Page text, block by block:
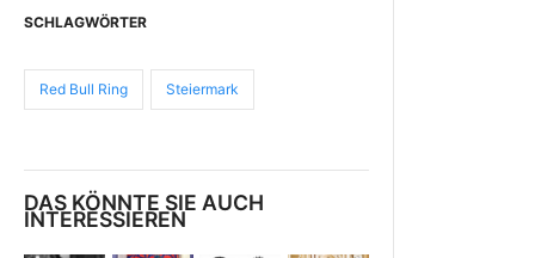
SCHLAGWÖRTER
Red Bull Ring Steiermark
DAS KÖNNTE SIE AUCH
INTERESSIEREN